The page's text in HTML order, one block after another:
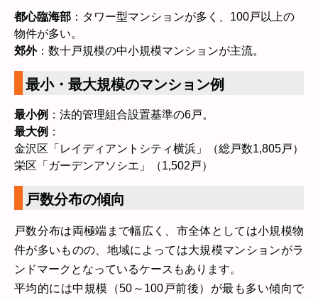
都心臨海部 ：タワー型マンションが多く、100戸以上の
物件が多い。
郊外：数十戸規模の中小規模マンションが主流。
最小・最大規模のマンション例
最小例 ：法的管理組合設置基準の6戸。
最大例 ：
金沢区「レイディアントシティ横浜」（総戸数1,805戸）
栄区「ガーデンアソシエ」（1,502戸）
戸数分布の傾向
戸数分布は両極端まで幅広く、市全体としては小規模物
件が多いものの、地域によっては大規模マンションがラ
ンドマークとなっているケースもあります。
平均的には中規模（50～100戸前後）が最も多い傾向で